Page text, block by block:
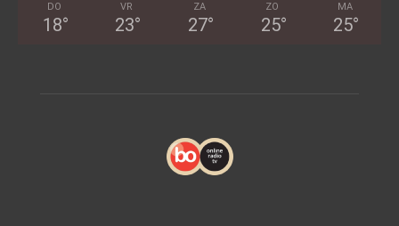
DO
18°
VR
23°
ZA
27°
ZO
25°
MA
25°